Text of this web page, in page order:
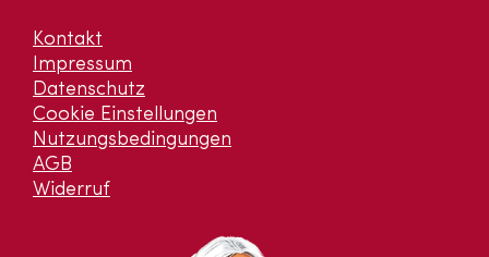
Kontakt
Impressum
Datenschutz
Cookie Einstellungen
Nutzungsbedingungen
AGB
Widerruf